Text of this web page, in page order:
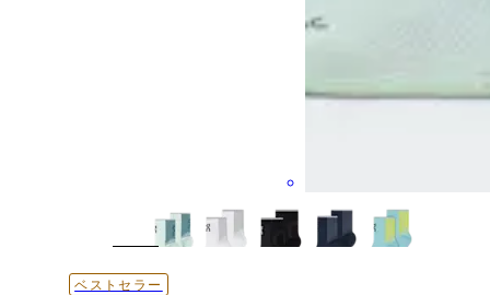
ベストセラー